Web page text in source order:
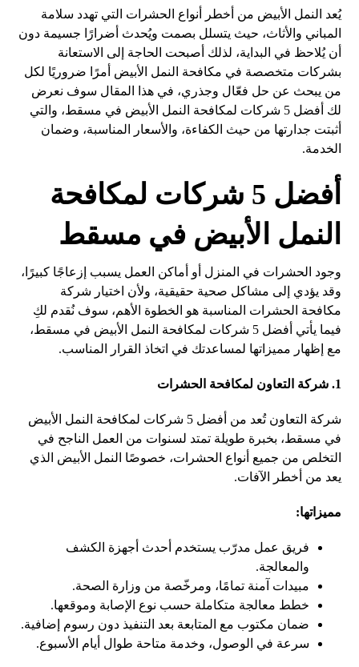
يُعد النمل الأبيض من أخطر أنواع الحشرات التي تهدد سلامة
المباني والأثاث، حيث يتسلل بصمت ويُحدث أضرارًا جسيمة دون
أن يُلاحظ في البداية، لذلك أصبحت الحاجة إلى الاستعانة
بشركات متخصصة في مكافحة النمل الأبيض أمرًا ضروريًا لكل
من يبحث عن حل فعّال وجذري، في هذا المقال سوف نعرض
لك أفضل 5 شركات لمكافحة النمل الأبيض في مسقط، والتي
أثبتت جدارتها من حيث الكفاءة، والأسعار المناسبة، وضمان
الخدمة.
أفضل 5 شركات لمكافحة
النمل الأبيض في مسقط
وجود الحشرات في المنزل أو أماكن العمل يسبب إزعاجًا كبيرًا،
وقد يؤدي إلى مشاكل صحية حقيقية، ولأن اختيار شركة
مكافحة الحشرات المناسبة هو الخطوة الأهم، سوف نُقدم لكِ
فيما يأتي أفضل 5 شركات لمكافحة النمل الأبيض في مسقط،
مع إظهار مميزاتها لمساعدتك في اتخاذ القرار المناسب.
1. شركة التعاون لمكافحة الحشرات
شركة التعاون تُعد من أفضل 5 شركات لمكافحة النمل الأبيض
في مسقط، بخبرة طويلة تمتد لسنوات من العمل الناجح في
التخلص من جميع أنواع الحشرات، خصوصًا النمل الأبيض الذي
يعد من أخطر الآفات.
مميزاتها:
فريق عمل مدرّب يستخدم أحدث أجهزة الكشف
والمعالجة.
مبيدات آمنة تمامًا، ومرخّصة من وزارة الصحة.
خطط معالجة متكاملة حسب نوع الإصابة وموقعها.
ضمان مكتوب مع المتابعة بعد التنفيذ دون رسوم إضافية.
سرعة في الوصول، وخدمة متاحة طوال أيام الأسبوع.